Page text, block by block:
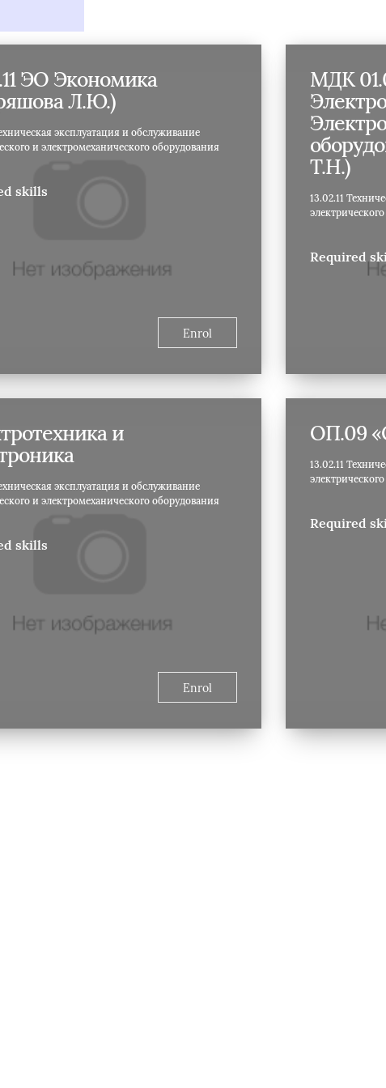
ЭО Экономика
Л.Ю.)
эксплуатация и обслуживание
и электромеханического оборудования
skills
Enrol
МДК
Т.Н.)
13.02.11
Required
и
эксплуатация и обслуживание
и электромеханического оборудования
skills
Enrol
ОП.09
13.02.11
Required